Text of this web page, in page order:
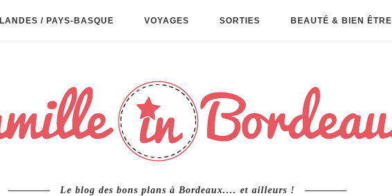
LANDES / PAYS-BASQUE VOYAGES SORTIES BEAUTÉ & BIEN ÊTRE
Le blog des bons plans à Bordeaux.... et ailleurs !